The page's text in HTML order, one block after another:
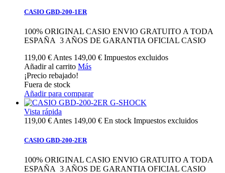
CASIO GBD-200-1ER
100% ORIGINAL CASIO ENVIO GRATUITO A TODA
ESPAÑA 3 AÑOS DE GARANTIA OFICIAL CASIO
119,00 € Antes 149,00 € Impuestos excluidos
Añadir al carrito Más
¡Precio rebajado!
Fuera de stock
Añadir para comparar
Vista rápida
119,00 € Antes 149,00 € En stock Impuestos excluidos
CASIO GBD-200-2ER
100% ORIGINAL CASIO ENVIO GRATUITO A TODA
ESPAÑA 3 AÑOS DE GARANTIA OFICIAL CASIO